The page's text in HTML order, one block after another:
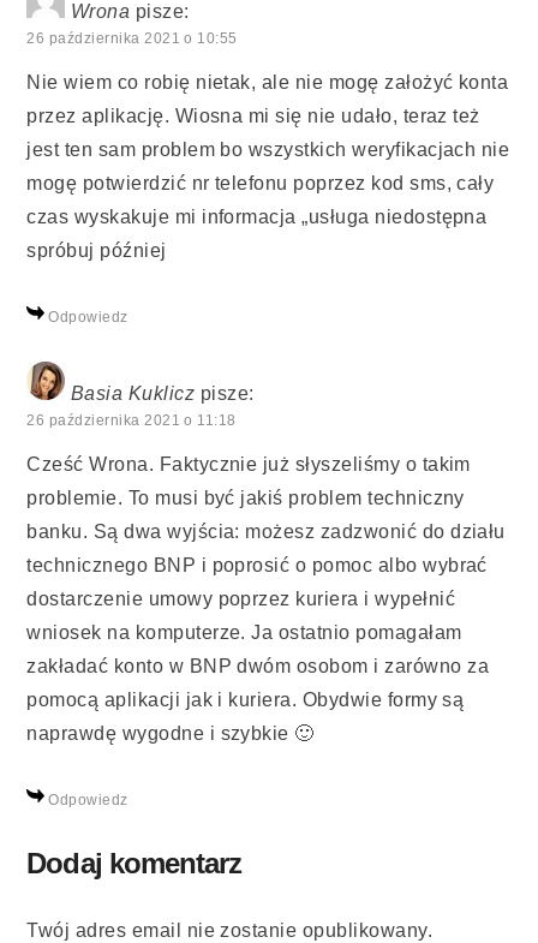
Wrona pisze:
26 października 2021 o 10:55
Nie wiem co robię nietak, ale nie mogę założyć konta
przez aplikację. Wiosna mi się nie udało, teraz też
jest ten sam problem bo wszystkich weryfikacjach nie
mogę potwierdzić nr telefonu poprzez kod sms, cały
czas wyskakuje mi informacja „usługa niedostępna
spróbuj później
Odpowiedz
Basia Kuklicz pisze:
26 października 2021 o 11:18
Cześć Wrona. Faktycznie już słyszeliśmy o takim
problemie. To musi być jakiś problem techniczny
banku. Są dwa wyjścia: możesz zadzwonić do działu
technicznego BNP i poprosić o pomoc albo wybrać
dostarczenie umowy poprzez kuriera i wypełnić
wniosek na komputerze. Ja ostatnio pomagałam
zakładać konto w BNP dwóm osobom i zarówno za
pomocą aplikacji jak i kuriera. Obydwie formy są
naprawdę wygodne i szybkie 🙂
Odpowiedz
Dodaj komentarz
Twój adres email nie zostanie opublikowany.